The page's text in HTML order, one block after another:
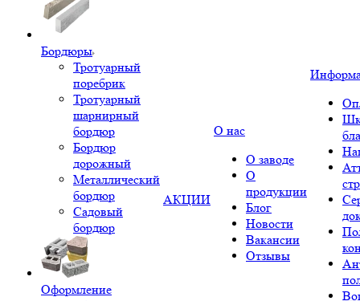
Бордюры
Тротуарный
поребрик
Тротуарный
шарнирный
бордюр
Бордюр
дорожный
Металлический
бордюр
Садовый
бордюр
Оформление
АКЦИИ
О нас
О заводе
О
продукции
Блог
Новости
Вакансии
Отзывы